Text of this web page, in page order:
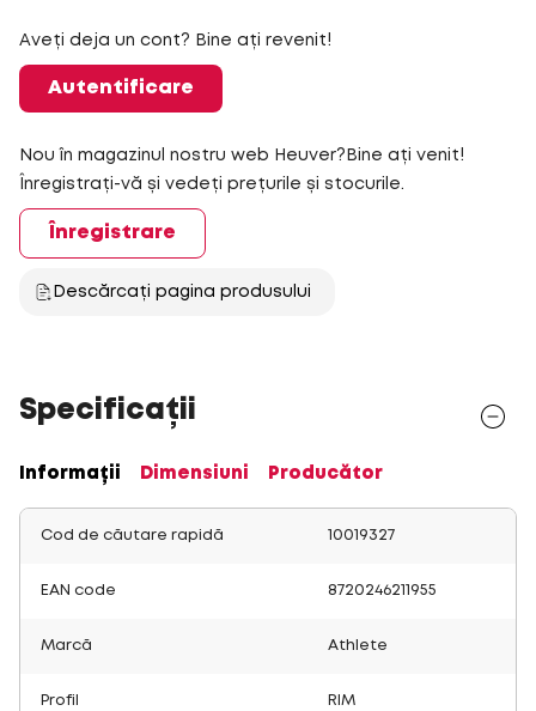
Aveți deja un cont? Bine ați revenit!
Autentificare
Nou în magazinul nostru web Heuver?Bine ați venit!
Înregistrați-vă și vedeți prețurile și stocurile.
Înregistrare
Descărcați pagina produsului
Specificații
Informații Dimensiuni Producător
Cod de căutare rapidă 10019327
EAN code 8720246211955
Marcă Athlete
Profil RIM